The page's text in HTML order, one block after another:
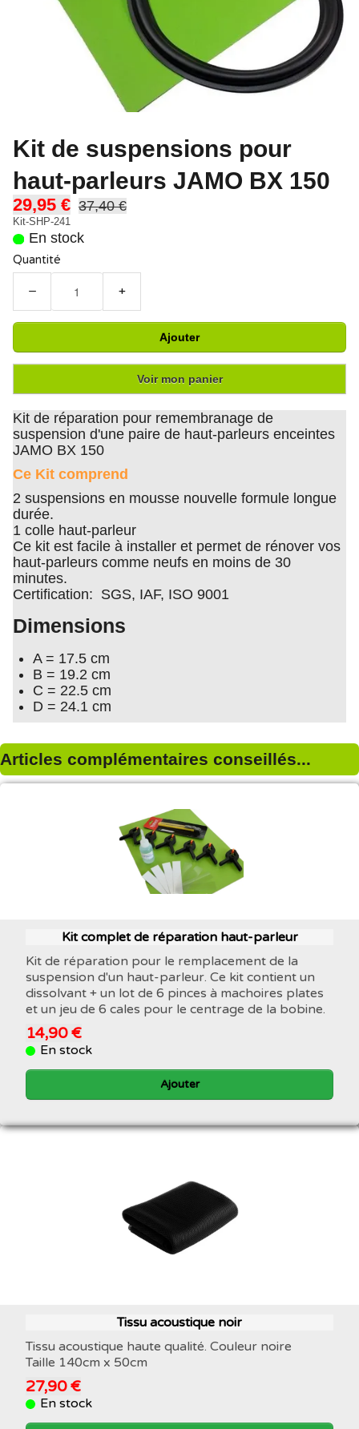
Kit de suspensions pour
haut-parleurs JAMO BX 150
29,95 € 37,40 €
Kit-SHP-241
En stock
Quantité
− +
Ajouter
Voir mon panier
Kit de réparation pour remembranage de
suspension d'une paire de haut-parleurs enceintes
JAMO BX 150
Ce Kit comprend
2 suspensions en mousse nouvelle formule longue
durée.
1 colle haut-parleur
Ce kit est facile à installer et permet de rénover vos
haut-parleurs comme neufs en moins de 30
minutes.
Certification: SGS, IAF, ISO 9001
Dimensions
A = 17.5 cm
B = 19.2 cm
C = 22.5 cm
D = 24.1 cm
Articles complémentaires conseillés...
Kit complet de réparation haut-parleur
Kit de réparation pour le remplacement de la
suspension d'un haut-parleur. Ce kit contient un
dissolvant + un lot de 6 pinces à machoires plates
et un jeu de 6 cales pour le centrage de la bobine.
14,90 €
En stock
Ajouter
Tissu acoustique noir
Tissu acoustique haute qualité. Couleur noire
Taille 140cm x 50cm
27,90 €
En stock